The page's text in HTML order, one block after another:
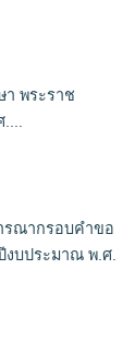
พระราช
รณากรอบคำขอ
งบประมาณ พ.ศ.